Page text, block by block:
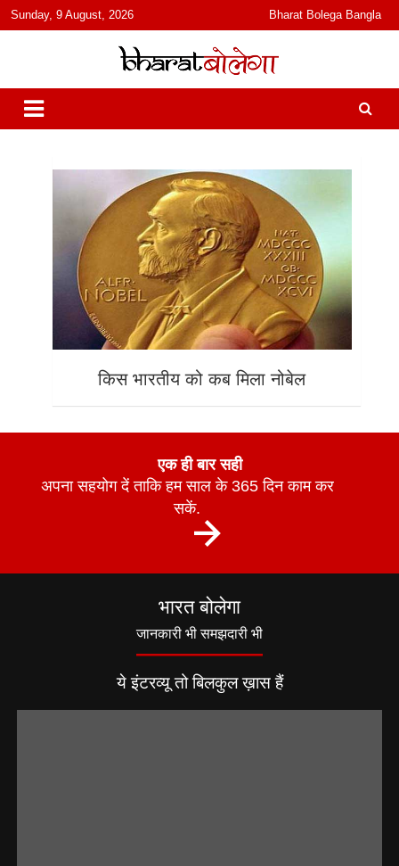
content
Sunday, 9 August, 2026 Bharat Bolega Bangla
भारत बोलेगा
हिंदी में समाचार, विचार, ऑडियो, वीडियो और फ़ीचर. भारत बोलेगा हिंदी न्यूज़ वेबसाइट
India: News, Views, Info, Trends & Podcast I जानकारी भी समझदारी भी
और पॉडकास्ट
किस भारतीय को कब मिला नोबेल
एक ही बार सही
अपना सहयोग दें ताकि हम साल के 365 दिन काम कर
सकें.
भारत बोलेगा
जानकारी भी समझदारी भी
ये इंटरव्यू तो बिलकुल ख़ास हैं